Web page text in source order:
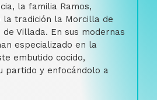
la familia Ramos,
la tradición la Morcilla de
Villada. En sus modernas
especializado en la
embutido cocido,
partido y enfocándolo a